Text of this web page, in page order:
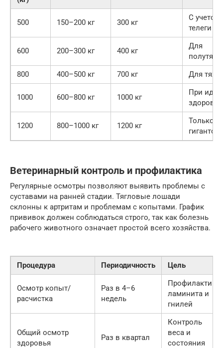
500 150–200 кг 300 кг
С учетом
телеги
600 200–300 кг 400 кг
Для
800
400–500 кг 700 кг Для
1000 600–800 кг 1000 кг
При
здоровье
1200 800–1000 кг 1200 кг
Только
гигантов
Ветеринарный контроль и профилактика
Регулярные осмотры позволяют выявить проблемы с
суставами на ранней стадии. Тягловые лошади
склонны к артритам и проблемам с копытами. График
прививок должен соблюдаться строго, так как болезнь
рабочего животного означает простой всего хозяйства.
Процедура Периодичность Цель
Осмотр копыт/
расчистка
Раз в 4–6
недель
Профилактика
ламинита и
гнилей
Общий осмотр
здоровья
Раз в квартал
Контроль
веса и
состояния